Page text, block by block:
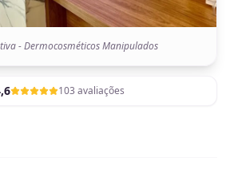
- Dermocosméticos Manipulados
103 avaliações